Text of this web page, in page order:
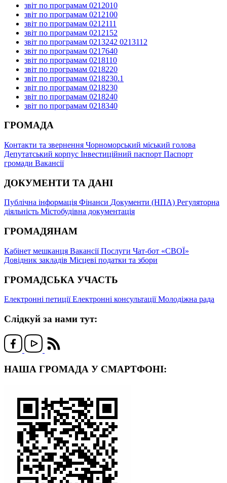
звіт по програмам 0212010
звіт по програмам 0212100
звіт по програмам 0212111
звіт по програмам 0212152
звіт по програмам 0213242 0213112
звіт по програмам 0217640
звіт по програмам 0218110
звіт по програмам 0218220
звіт по програмам 0218230.1
звіт по програмам 0218230
звіт по програмам 0218240
звіт по програмам 0218340
ГРОМАДА
Контакти та звернення Чорноморський міський голова
Депутатський корпус Інвестиційний паспорт Паспорт
громади Вакансії
ДОКУМЕНТИ ТА ДАНІ
Публічна інформація Фінанси Документи (НПА) Регуляторна
діяльність Містобудівна документація
ГРОМАДЯНАМ
Кабінет мешканця ВакансіїПослуги Чат-бот «СВОЇ»
Довідник закладів Місцеві податки та збори
ГРОМАДСЬКА УЧАСТЬ
Електронні петиціїЕлектронні консультаціїМолодіжна рада
Слідкуй за нами тут:
НАША ГРОМАДА У СМАРТФОНІ: